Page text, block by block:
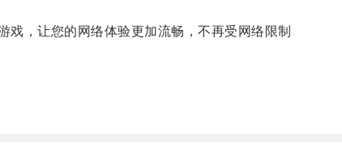
，让您的网络体验更加流畅，不再受网络限制